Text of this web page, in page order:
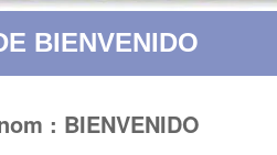
BIENVENIDO